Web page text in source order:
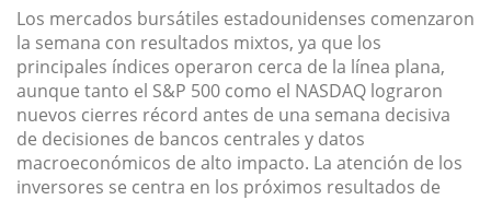
Los mercados bursátiles estadounidenses comenzaron
la semana con resultados mixtos, ya que los
principales índices operaron cerca de la línea plana,
aunque tanto el S&P 500 como el NASDAQ lograron
nuevos cierres récord antes de una semana decisiva
de decisiones de bancos centrales y datos
macroeconómicos de alto impacto. La atención de los
inversores se centra en los próximos resultados de